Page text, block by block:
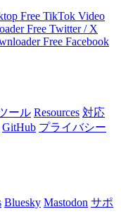
Free TikTok Video
Free Twitter / X
Free Facebook
ール Resources 対応
GitHub プライバシー
Bluesky Mastodon サポ